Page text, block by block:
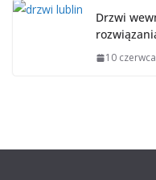
Drzwi
10